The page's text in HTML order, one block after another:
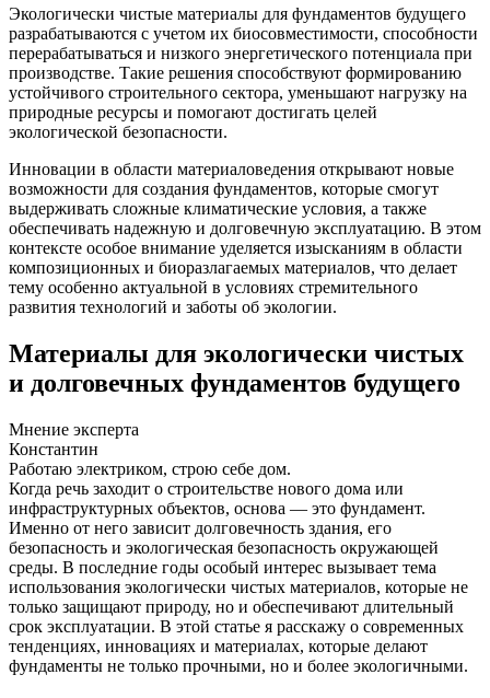
Экологически чистые материалы для фундаментов будущего
разрабатываются с учетом их биосовместимости, способности
перерабатываться и низкого энергетического потенциала при
производстве. Такие решения способствуют формированию
устойчивого строительного сектора, уменьшают нагрузку на
природные ресурсы и помогают достигать целей
экологической безопасности.
Инновации в области материаловедения открывают новые
возможности для создания фундаментов, которые смогут
выдерживать сложные климатические условия, а также
обеспечивать надежную и долговечную эксплуатацию. В этом
контексте особое внимание уделяется изысканиям в области
композиционных и биоразлагаемых материалов, что делает
тему особенно актуальной в условиях стремительного
развития технологий и заботы об экологии.
Материалы для экологически чистых
и долговечных фундаментов будущего
Мнение эксперта
Константин
Работаю электриком, строю себе дом.
Когда речь заходит о строительстве нового дома или
инфраструктурных объектов, основа — это фундамент.
Именно от него зависит долговечность здания, его
безопасность и экологическая безопасность окружающей
среды. В последние годы особый интерес вызывает тема
использования экологически чистых материалов, которые не
только защищают природу, но и обеспечивают длительный
срок эксплуатации. В этой статье я расскажу о современных
тенденциях, инновациях и материалах, которые делают
фундаменты не только прочными, но и более экологичными.